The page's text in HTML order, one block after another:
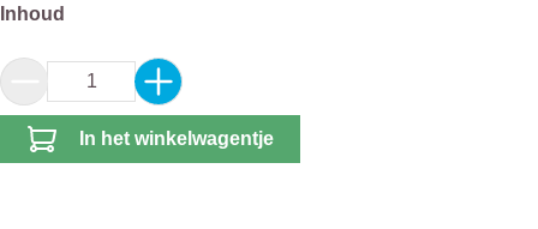
Selecteer
Inhoud
Producthoeveelheid: Voer de gewenste
In het winkelwagentje